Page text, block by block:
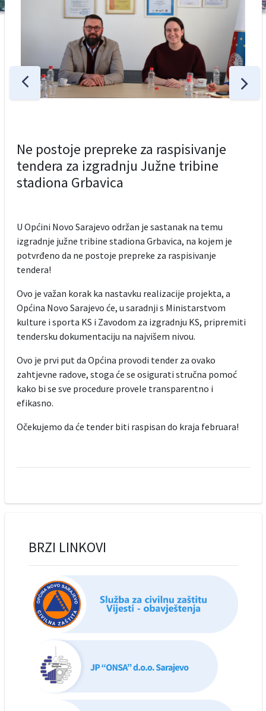
Ne postoje prepreke za raspisivanje
tendera za izgradnju Južne tribine
stadiona Grbavica
U Općini Novo Sarajevo održan je sastanak na temu
izgradnje južne tribine stadiona Grbavica, na kojem je
potvrđeno da ne postoje prepreke za raspisivanje
tendera!
Ovo je važan korak ka nastavku realizacije projekta, a
Općina Novo Sarajevo će, u saradnji s Ministarstvom
kulture i sporta KS i Zavodom za izgradnju KS, pripremiti
tendersku dokumentaciju na najvišem nivou.
Ovo je prvi put da Općina provodi tender za ovako
zahtjevne radove, stoga će se osigurati stručna pomoć
kako bi se sve procedure provele transparentno i
efikasno.
Očekujemo da će tender biti raspisan do kraja februara!
BRZI LINKOVI